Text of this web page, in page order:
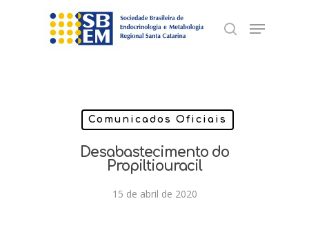
search
Menu
Comunicados Oficiais
Desabastecimento do
Propiltiouracil
15 de abril de 2020